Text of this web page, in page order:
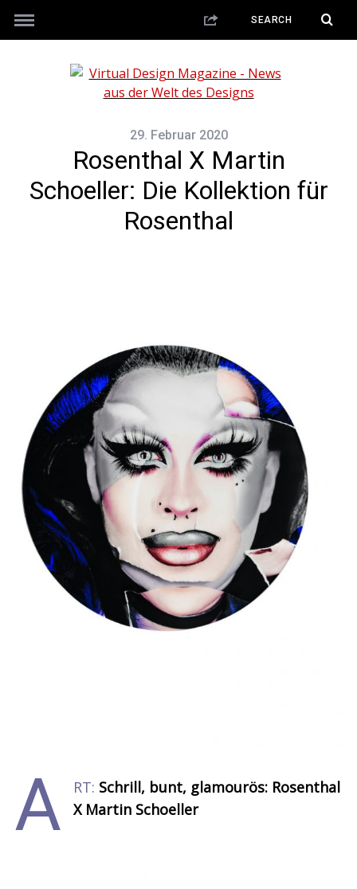
29. Februar 2020
Rosenthal X Martin
Schoeller: Die Kollektion für
Rosenthal
A RT: Schrill, bunt, glamourös: Rosenthal
X Martin Schoeller